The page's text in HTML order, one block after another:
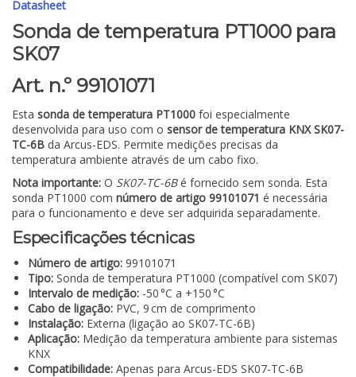
Datasheet
Sonda de temperatura PT1000 para
SK07
Art. n.º 99101071
Esta sonda de temperatura PT1000 foi especialmente
desenvolvida para uso com o sensor de temperatura KNX SK07-
TC-6B da Arcus-EDS. Permite medições precisas da
temperatura ambiente através de um cabo fixo.
Nota importante: O SK07-TC-6Bé fornecido sem sonda. Esta
sonda PT1000 com número de artigo 99101071 é necessária
para o funcionamento e deve ser adquirida separadamente.
Especificações técnicas
Número de artigo: 99101071
Tipo: Sonda de temperatura PT1000 (compatível com SK07)
Intervalo de medição: -50 °C a +150 °C
Cabo de ligação: PVC, 9 cm de comprimento
Instalação: Externa (ligação ao SK07-TC-6B)
Aplicação: Medição da temperatura ambiente para sistemas
KNX
Compatibilidade: Apenas para Arcus-EDS SK07-TC-6B